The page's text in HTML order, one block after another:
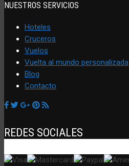
NUESTROS SERVICIOS
Hoteles
Cruceros
Vuelos
Vuelta al mundo personalizada
Blog
Contacto
REDES SOCIALES